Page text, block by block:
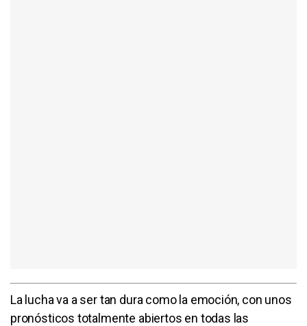
La lucha va a ser tan dura como la emoción, con unos
pronósticos totalmente abiertos en todas las